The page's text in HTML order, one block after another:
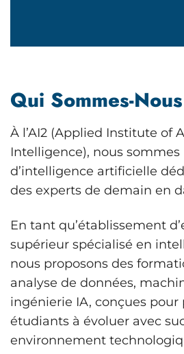
Qui Sommes-
À l’AI2 (Applied Institute of
Intelligence), nous sommes
d’intelligence artificielle
des experts de demain en
En tant qu’établissement
supérieur spécialisé en
nous proposons des
analyse de données,
ingénierie IA, conçues pour
étudiants à évoluer avec
environnement